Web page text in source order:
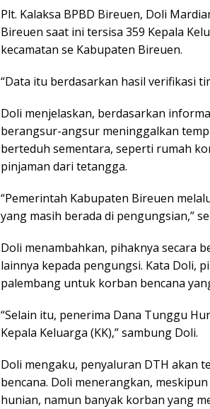
Plt. Kalaksa BPBD Bireuen, Doli
Bireuen saat ini tersisa 359 Kepala
kecamatan se Kabupaten Bireuen.
“Data itu berdasarkan hasil verifikasi
Doli menjelaskan, berdasarkan
berangsur-angsur meninggalkan
berteduh sementara, seperti rumah
pinjaman dari tetangga.
“Pemerintah Kabupaten Bireuen
yang masih berada di pengungsian,”
Doli menambahkan, pihaknya secara
lainnya kepada pengungsi. Kata Doli,
palembang untuk korban bencana
“Selain itu, penerima Dana Tunggu
Kepala Keluarga (KK),” sambung Doli.
Doli mengaku, penyaluran DTH akan
bencana. Doli menerangkan,
hunian, namun banyak korban yang